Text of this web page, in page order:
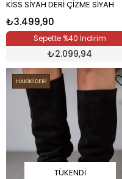
KİSS SİYAH DERİ ÇİZME SİYAH
₺3.499,90
Sepette %40 İndirim
₺2.099,94
TÜKENDI
HAKİKİ DERİ